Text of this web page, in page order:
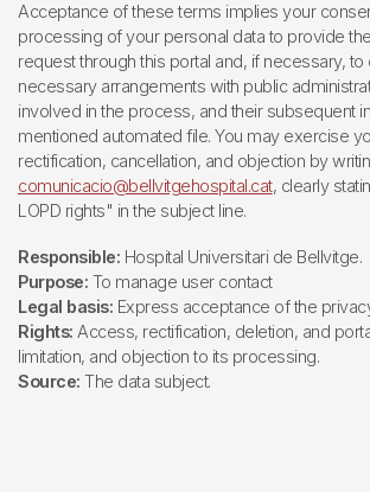
Acceptance of these terms implies your
processing of your personal data to provide
request through this portal and, if necessary, to
necessary arrangements with public
involved in the process, and their subsequent
mentioned automated file. You may exercise
rectification, cancellation, and objection by
comunicacio@bellvitgehospital.cat, clearly
LOPD rights" in the subject line.
Responsible: Hospital Universitari de Bellvitge.
Purpose: To manage user contact
Legal basis: Express acceptance of the
Rights: Access, rectification, deletion, and
limitation, and objection to its processing.
Source: The data subject.